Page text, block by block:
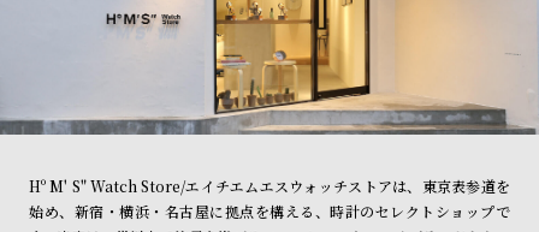
Hº M' S" Watch Store/エイチエムエスウォッチストアは、東京表参道を
始め、新宿・横浜・名古屋に拠点を構える、時計のセレクトショップで